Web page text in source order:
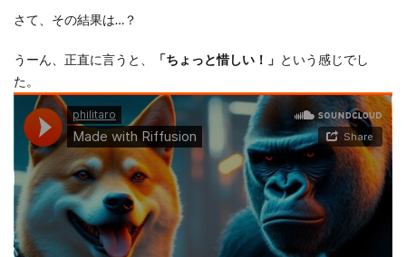
さて、その結果は…？
うーん、正直に言うと、 「ちょっと惜しい！」 という感じでし
た。